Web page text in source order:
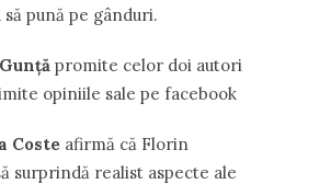
pună pe gânduri.
promite celor doi autori
opiniile sale pe facebook
Coste afirmă că Florin
surprindă realist aspecte ale